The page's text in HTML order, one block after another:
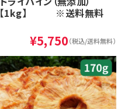
【1kg】 ※送料無料
¥5,750（税込/送料無料）